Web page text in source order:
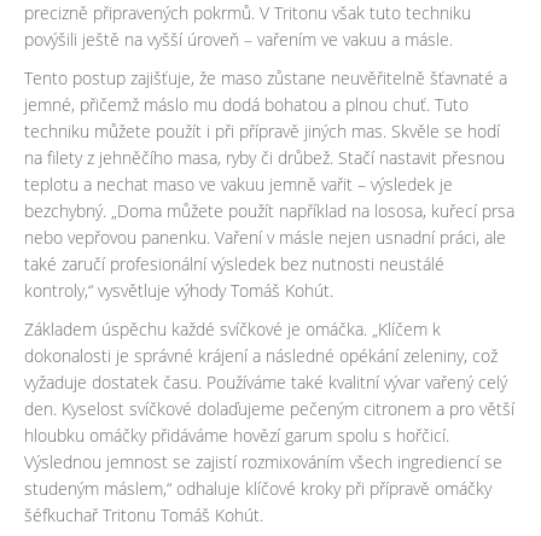
precizně připravených pokrmů. V Tritonu však tuto techniku
povýšili ještě na vyšší úroveň – vařením ve vakuu a másle.
Tento postup zajišťuje, že maso zůstane neuvěřitelně šťavnaté a
jemné, přičemž máslo mu dodá bohatou a plnou chuť. Tuto
techniku můžete použít i při přípravě jiných mas. Skvěle se hodí
na filety z jehněčího masa, ryby či drůbež. Stačí nastavit přesnou
teplotu a nechat maso ve vakuu jemně vařit – výsledek je
bezchybný. „Doma můžete použít například na lososa, kuřecí prsa
nebo vepřovou panenku. Vaření v másle nejen usnadní práci, ale
také zaručí profesionální výsledek bez nutnosti neustálé
kontroly,“ vysvětluje výhody Tomáš Kohút.
Základem úspěchu každé svíčkové je omáčka. „Klíčem k
dokonalosti je správné krájení a následné opékání zeleniny, což
vyžaduje dostatek času. Používáme také kvalitní vývar vařený celý
den. Kyselost svíčkové dolaďujeme pečeným citronem a pro větší
hloubku omáčky přidáváme hovězí garum spolu s hořčicí.
Výslednou jemnost se zajistí rozmixováním všech ingrediencí se
studeným máslem,“ odhaluje klíčové kroky při přípravě omáčky
šéfkuchař Tritonu Tomáš Kohút.